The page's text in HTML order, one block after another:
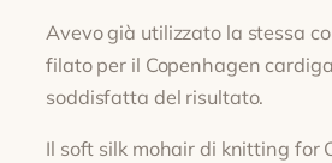
Avevo già utilizzato la stessa
filato per il Copenhagen
soddisfatta del risultato.
Il soft silk mohair di knitting for